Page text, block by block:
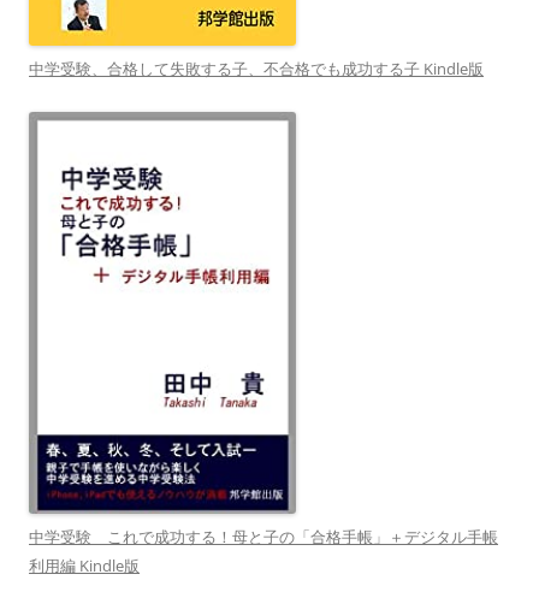
中学受験、合格して失敗する子、不合格でも成功する子 Kindle版
中学受験 これで成功する！母と子の「合格手帳」＋デジタル手帳
利用編 Kindle版